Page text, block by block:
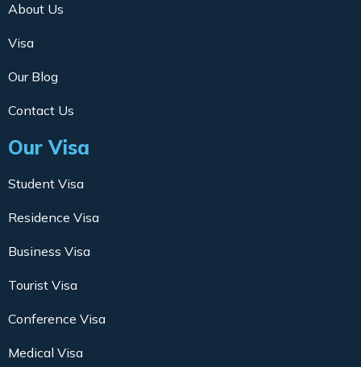
About Us
Visa
Our Blog
Contact Us
Our Visa
Student Visa
Residence Visa
Business Visa
Tourist Visa
Conference Visa
Medical Visa